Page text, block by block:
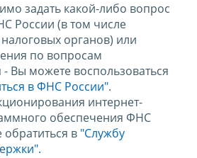
задать какой-либо вопрос
России (в том числе
органов) или
по вопросам
Вы можете воспользоваться
в ФНС России".
интернет-
обеспечения ФНС
в "Службу